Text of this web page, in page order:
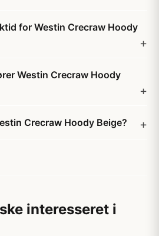
for Westin Crecraw Hoody
Westin Crecraw Hoody
Crecraw Hoody Beige?
interesseret i